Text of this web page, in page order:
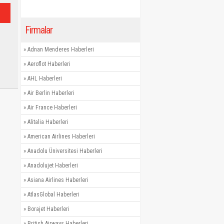
Firmalar
» Adnan Menderes Haberleri
» Aeroflot Haberleri
» AHL Haberleri
» Air Berlin Haberleri
» Air France Haberleri
» Alitalia Haberleri
» American Airlines Haberleri
» Anadolu Üniversitesi Haberleri
» Anadolujet Haberleri
» Asiana Airlines Haberleri
» AtlasGlobal Haberleri
» Borajet Haberleri